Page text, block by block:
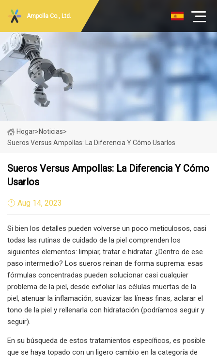
Ampolla Co., Ltd.
Hogar>Noticias>
Sueros Versus Ampollas: La Diferencia Y Cómo Usarlos
Sueros Versus Ampollas: La Diferencia Y Cómo
Usarlos
Aug 14, 2023
Si bien los detalles pueden volverse un poco meticulosos, casi
todas las rutinas de cuidado de la piel comprenden los
siguientes elementos: limpiar, tratar e hidratar. ¿Dentro de ese
paso intermedio? Los sueros reinan de forma suprema: esas
fórmulas concentradas pueden solucionar casi cualquier
problema de la piel, desde exfoliar las células muertas de la
piel, atenuar la inflamación, suavizar las líneas finas, aclarar el
tono de la piel y rellenarla con hidratación (podríamos seguir y
seguir).
En su búsqueda de estos tratamientos específicos, es posible
que se haya topado con un ligero cambio en la categoría de